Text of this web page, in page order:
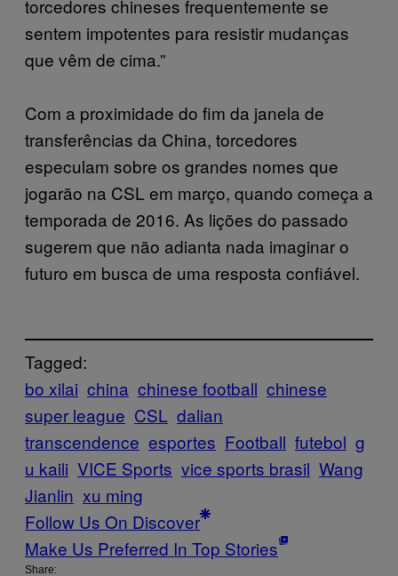
torcedores chineses frequentemente se
sentem impotentes para resistir mudanças
que vêm de cima.”
Com a proximidade do fim da janela de
transferências da China, torcedores
especulam sobre os grandes nomes que
jogarão na CSL em março, quando começa a
temporada de 2016. As lições do passado
sugerem que não adianta nada imaginar o
futuro em busca de uma resposta confiável.
Tagged:
bo xilai china chinese football chinese
super league CSL dalian
transcendence esportes Football futebol g
u kaili VICE Sports vice sports brasil Wang
Jianlin xu ming
Follow Us On Discover
Make Us Preferred In Top Stories
Share: